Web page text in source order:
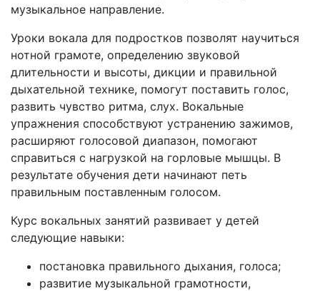
музыкальное направление.
Уроки вокала для подростков позволят научиться
нотной грамоте, определению звуковой
длительности и высоты, дикции и правильной
дыхательной технике, помогут поставить голос,
развить чувство ритма, слух. Вокальные
упражнения способствуют устранению зажимов,
расширяют голосовой диапазон, помогают
справиться с нагрузкой на горловые мышцы. В
результате обучения дети начинают петь
правильным поставленным голосом.
Курс вокальных занятий развивает у детей
следующие навыки:
постановка правильного дыхания, голоса;
развитие музыкальной грамотности,